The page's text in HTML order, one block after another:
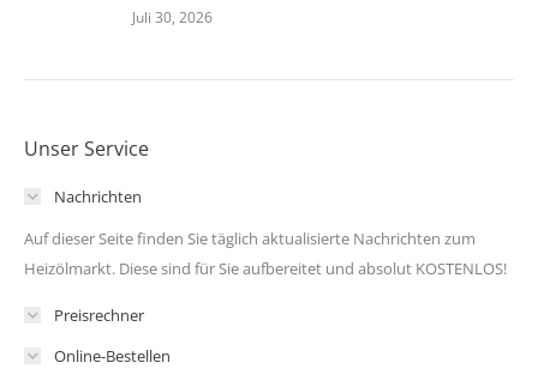
Juli 30, 2026
Unser Service
Nachrichten
Auf dieser Seite finden Sie täglich aktualisierte Nachrichten zum
Heizölmarkt. Diese sind für Sie aufbereitet und absolut KOSTENLOS!
Preisrechner
Online-Bestellen